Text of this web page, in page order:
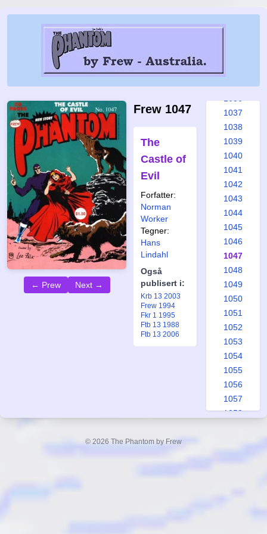
← Prew Next →
Frew 1047
The
Castle of
Evil
Forfatter:
Norman
Worker
Tegner:
Hans
Lindahl
Også
publisert i:
Krb 13 2003
Frew 1994
Fkr 1 1995
Ftb 13 1988
Ftb 13 2006
1030
1031
1037
1038
1039
1040
1041
1042
1043
1044
1045
1046
1047
1048
1049
1050
1051
1052
1053
1054
1055
1056
1057
1058
© 2026 The Phantom by Frew